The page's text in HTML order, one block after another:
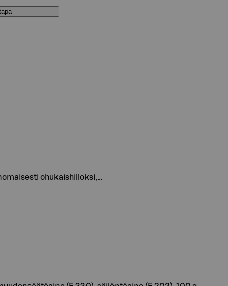
ohukaishilloksi,…